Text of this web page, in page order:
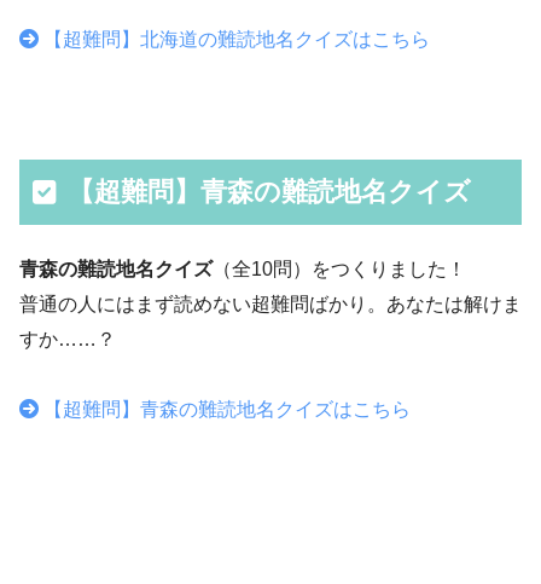
【超難問】北海道の難読地名クイズはこちら
【超難問】青森の難読地名クイズ
青森の難読地名クイズ（全10問）をつくりました！
普通の人にはまず読めない超難問ばかり。あなたは解けま
すか……？
【超難問】青森の難読地名クイズはこちら